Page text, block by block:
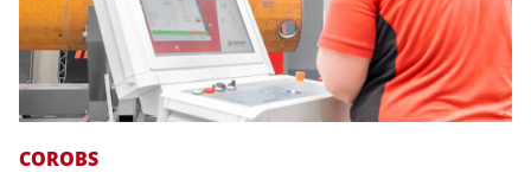
COROBS